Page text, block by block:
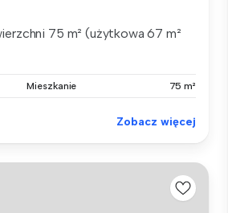
75 m² (użytkowa 67 m²
Mieszkanie 75 m²
Zobacz więcej